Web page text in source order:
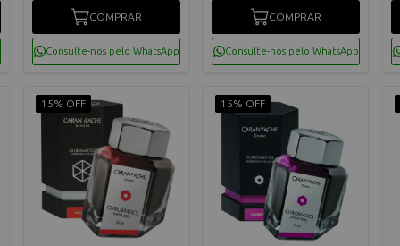
COMPRAR
Consulte-nos pelo WhatsApp
COMPRAR
Consulte-nos pelo WhatsApp
15% OFF 15% OFF